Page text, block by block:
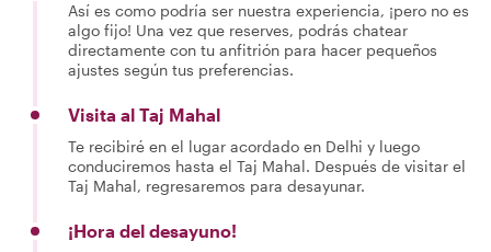
Así es como podría ser nuestra experiencia, ¡pero no es
algo fijo! Una vez que reserves, podrás chatear
directamente con tu anfitrión para hacer pequeños
ajustes según tus preferencias.
Visita al Taj Mahal
Te recibiré en el lugar acordado en Delhi y luego
conduciremos hasta el Taj Mahal. Después de visitar el
Taj Mahal, regresaremos para desayunar.
¡Hora del desayuno!